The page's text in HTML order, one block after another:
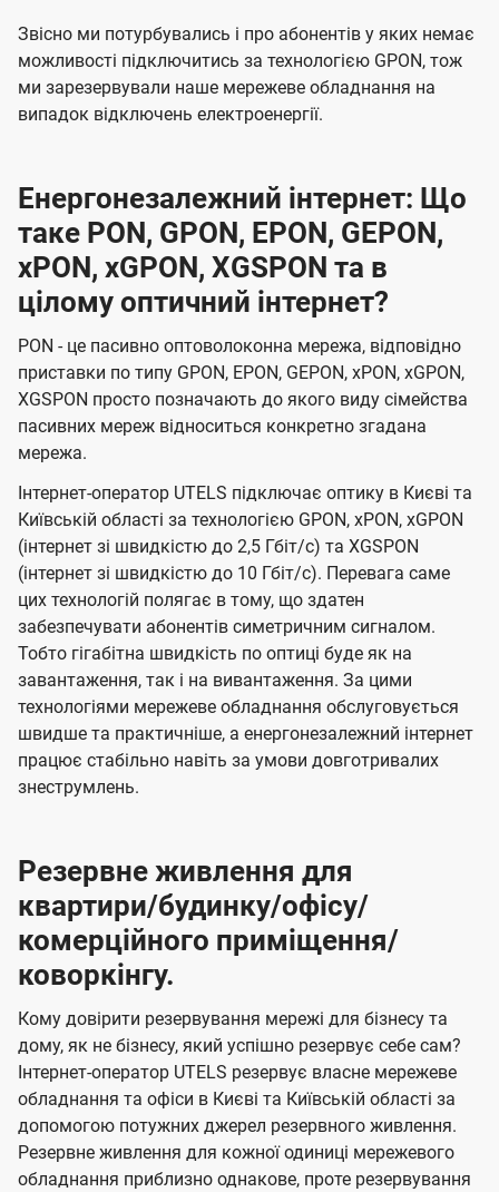
Звісно ми потурбувались і про абонентів у яких немає
можливості підключитись за технологією GPON, тож
ми зарезервували наше мережеве обладнання на
випадок відключень електроенергії.
Енергонезалежний інтернет: Що
таке PON, GPON, EPON, GEPON,
xPON, xGPON, XGSPON та в
цілому оптичний інтернет?
PON - це пасивно оптоволоконна мережа, відповідно
приставки по типу GPON, EPON, GEPON, xPON, xGPON,
XGSPON просто позначають до якого виду сімейства
пасивних мереж відноситься конкретно згадана
мережа.
Інтернет-оператор UTELS підключає оптику в Києві та
Київській області за технологією GPON, xPON, xGPON
(інтернет зі швидкістю до 2,5 Гбіт/с) та XGSPON
(інтернет зі швидкістю до 10 Гбіт/с). Перевага саме
цих технологій полягає в тому, що здатен
забезпечувати абонентів симетричним сигналом.
Тобто гігабітна швидкість по оптиці буде як на
завантаження, так і на вивантаження. За цими
технологіями мережеве обладнання обслуговується
швидше та практичніше, а енергонезалежний інтернет
працює стабільно навіть за умови довготривалих
знеструмлень.
Резервне живлення для
квартири/будинку/офісу/
комерційного приміщення/
коворкінгу.
Кому довірити резервування мережі для бізнесу та
дому, як не бізнесу, який успішно резервує себе сам?
Інтернет-оператор UTELS резервує власне мережеве
обладнання та офіси в Києві та Київській області за
допомогою потужних джерел резервного живлення.
Резервне живлення для кожної одиниці мережевого
обладнання приблизно однакове, проте резервування